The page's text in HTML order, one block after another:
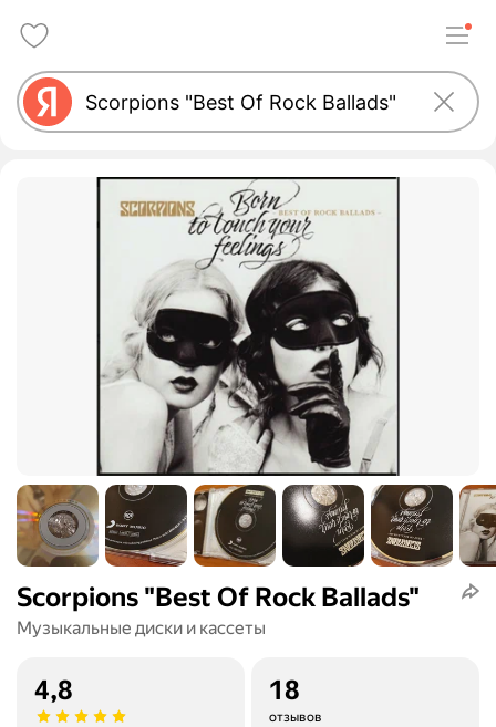
Scorpions "Best Of Rock Ballads"
Музыкальные диски и кассеты
4,8 18
отзывов